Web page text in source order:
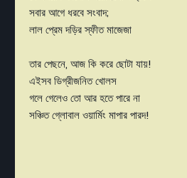
সবার আগে ধরবে সংবাদ;
লাল প্রেম দড়ির স্ফীত মাজেজা
তার পেছনে, আজ কি করে ছোটা যায়!
এইসব ডিগ্রীজনিত খোলস
গলে গেলেও তো আর হতে পারে না
সঞ্চিত গ্লোবাল ওয়ার্মিং মাপার পারদ!